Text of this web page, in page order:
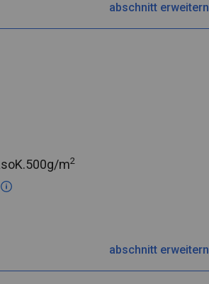
abschnitt erweitern
500g/m2
abschnitt erweitern